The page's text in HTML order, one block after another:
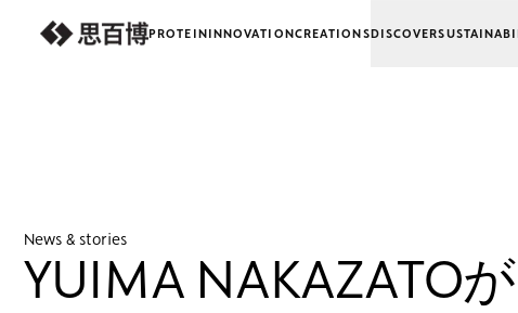
next-wp starter
PROTEININNOVATIONCREATIONSDISCOVER
News & stories
YUIMA NAKAZATO